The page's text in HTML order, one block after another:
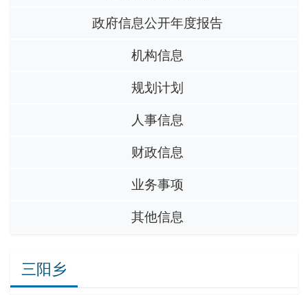
政府信息公开年度报告
机构信息
规划计划
人事信息
财政信息
业务事项
其他信息
三阳乡